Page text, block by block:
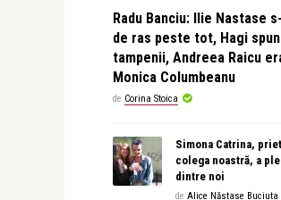
Radu Banciu: Ilie Nastase
de ras peste tot, Hagi
tampenii, Andreea Raicu
Monica Columbeanu
de Corina Stoica
Simona Catrina,
colega noastră, a
dintre noi
de Alice Năstase Buciuta